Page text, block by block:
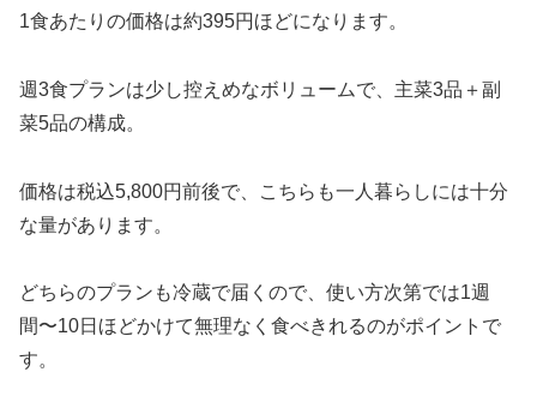
1食あたりの価格は約395円ほどになります。
週3食プランは少し控えめなボリュームで、主菜3品＋副
菜5品の構成。
価格は税込5,800円前後で、こちらも一人暮らしには十分
な量があります。
どちらのプランも冷蔵で届くので、使い方次第では1週
間〜10日ほどかけて無理なく食べきれるのがポイントで
す。